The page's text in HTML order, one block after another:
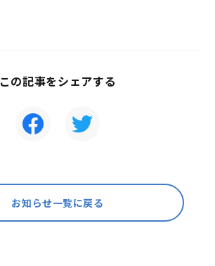
この記事をシェアする
お知らせ一覧に戻る